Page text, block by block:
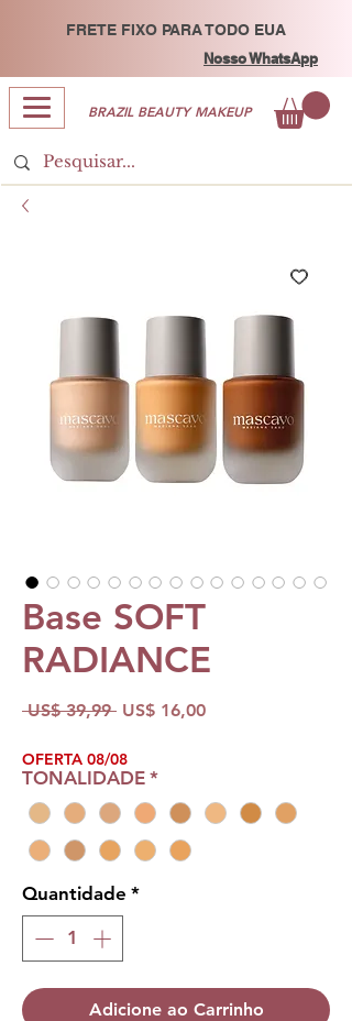
FRETE FIXO PARA TODO EUA
Nosso WhatsApp
BRAZIL BEAUTY MAKEUP
Base SOFT
RADIANCE
US$ 39,99 Preço
US$ 16,00Preço
OFERTA 08/08
TONALIDADE *
Quantidade *
Adicione ao Carrinho